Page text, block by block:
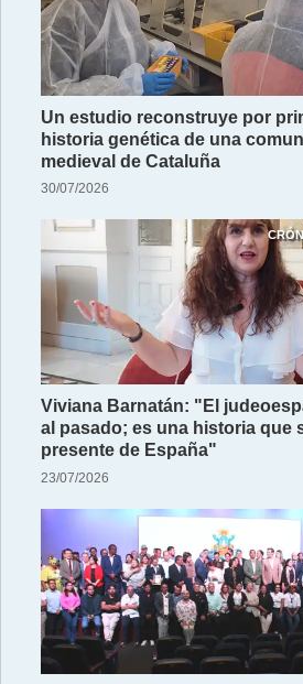
Un estudio reconstruye por
historia genética de una
medieval de Cataluña
30/07/2026
Viviana Barnatán: "El
al pasado; es una historia que
presente de España"
23/07/2026